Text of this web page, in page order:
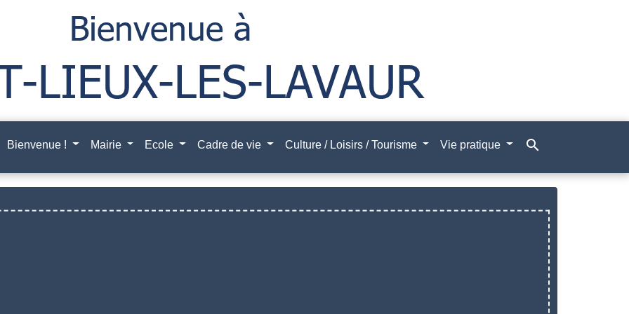
Bienvenue ! Mairie Ecole Cadre de vie Culture / Loisirs / Tourisme Vie pratique search